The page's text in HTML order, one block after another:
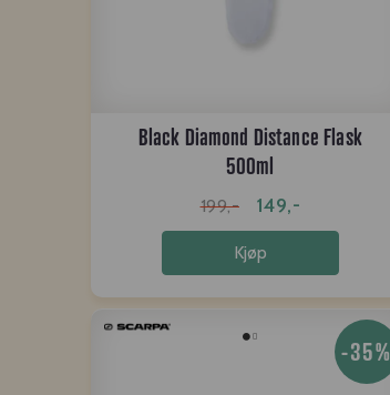
Black Diamond Distance Flask
500ml
199,- 149,-
Kjøp
-35%